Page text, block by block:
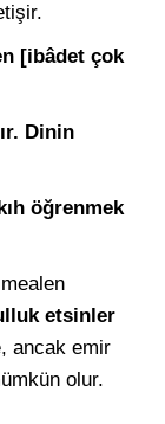
[ibâdet çok
Dinin
öğrenmek
etsinler
ancak emir
olur.